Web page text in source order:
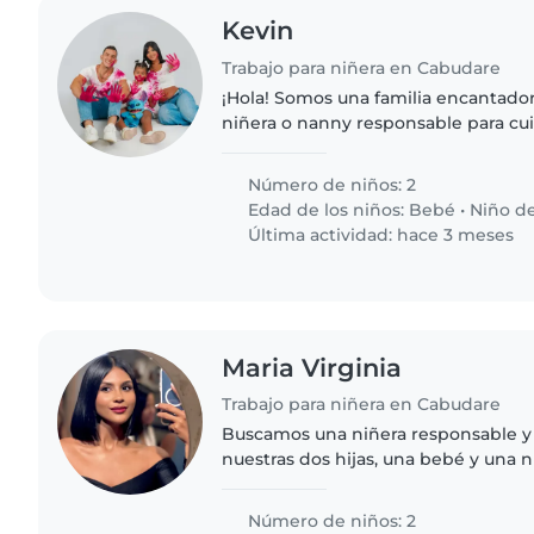
Kevin
Trabajo para niñera en Cabudare
¡Hola! Somos una familia
niñera o nanny responsable para
Número de niños: 2
Edad de los niños: Bebé • Niño
Última actividad: hace 3 meses
Maria Virginia
Trabajo para niñera en Cabudare
Buscamos una niñera responsable
nuestras dos hijas, una bebé y una
creativos. Sería..
Número de niños: 2